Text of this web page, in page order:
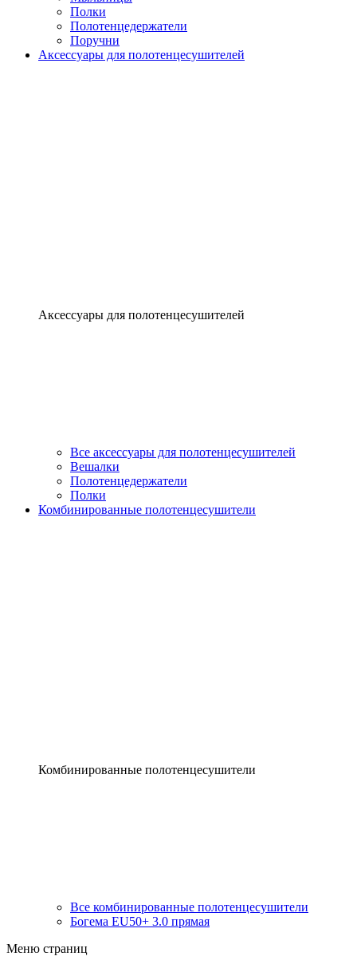
Полки
Полотенцедержатели
Поручни
Аксессуары для полотенцесушителей
Аксессуары для полотенцесушителей
Все аксессуары для полотенцесушителей
Вешалки
Полотенцедержатели
Полки
Комбинированные полотенцесушители
Комбинированные полотенцесушители
Все комбинированные полотенцесушители
Богема EU50+ 3.0 прямая
Меню страниц